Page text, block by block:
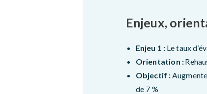
Enjeux,
Enjeu 1 : Le taux
Orientation :
Objectif :
de 7 %